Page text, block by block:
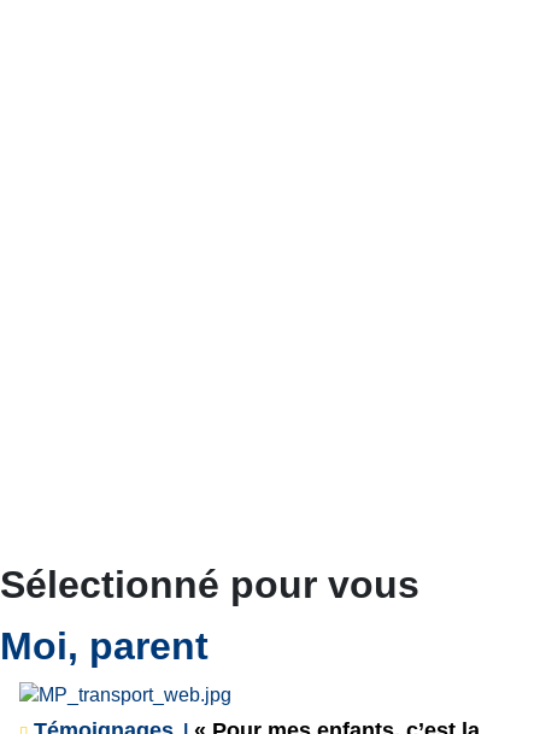
Sélectionné pour vous
Moi, parent